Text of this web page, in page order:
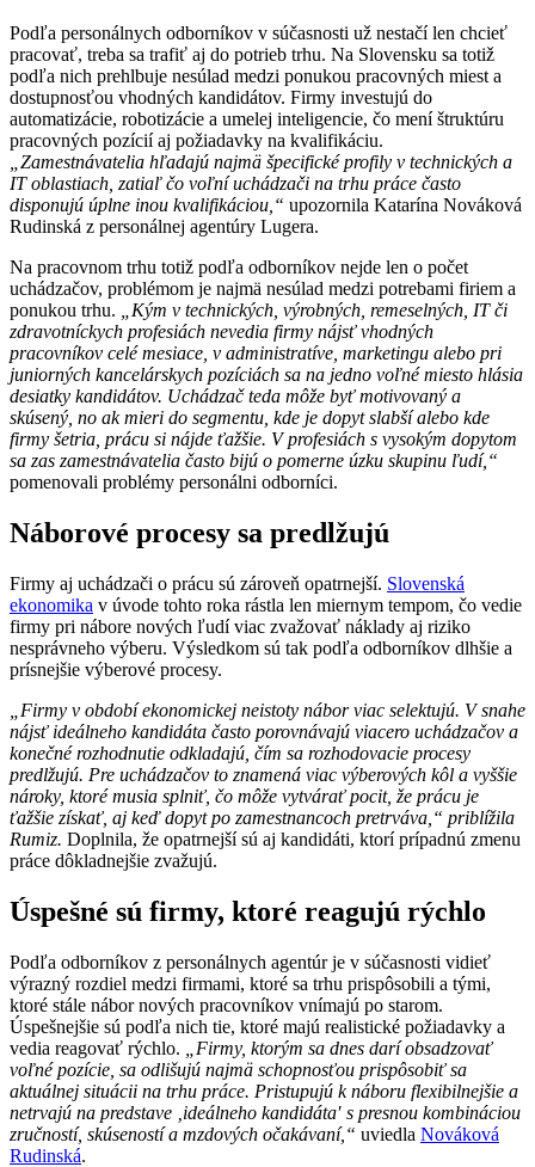
Podľa personálnych odborníkov v súčasnosti už nestačí len chcieť
pracovať, treba sa trafiť aj do potrieb trhu. Na Slovensku sa totiž
podľa nich prehlbuje nesúlad medzi ponukou pracovných miest a
dostupnosťou vhodných kandidátov. Firmy investujú do
automatizácie, robotizácie a umelej inteligencie, čo mení štruktúru
pracovných pozícií aj požiadavky na kvalifikáciu.
„Zamestnávatelia hľadajú najmä špecifické profily v technických a
IT oblastiach, zatiaľ čo voľní uchádzači na trhu práce často
disponujú úplne inou kvalifikáciou,“ upozornila Katarína Nováková
Rudinská z personálnej agentúry Lugera.
Na pracovnom trhu totiž podľa odborníkov nejde len o počet
uchádzačov, problémom je najmä nesúlad medzi potrebami firiem a
ponukou trhu.
„Kým v technických, výrobných, remeselných, IT či
zdravotníckych profesiách nevedia firmy nájsť vhodných
pracovníkov celé mesiace, v administratíve, marketingu alebo pri
juniorných kancelárskych pozíciách sa na jedno voľné miesto hlásia
desiatky kandidátov. Uchádzač teda môže byť motivovaný a
skúsený, no ak mieri do segmentu, kde je dopyt slabší alebo kde
firmy šetria, prácu si nájde ťažšie. V profesiách s vysokým dopytom
sa zas zamestnávatelia často bijú o pomerne úzku skupinu ľudí,“
pomenovali problémy personálni odborníci.
Náborové procesy sa predlžujú
Firmy aj uchádzači o prácu sú zároveň opatrnejší. Slovenská
ekonomika v úvode tohto roka rástla len miernym tempom, čo vedie
firmy pri nábore nových ľudí viac zvažovať náklady aj riziko
nesprávneho výberu. Výsledkom sú tak podľa odborníkov dlhšie a
prísnejšie výberové procesy.
„Firmy v období ekonomickej neistoty nábor viac selektujú. V snahe
nájsť ideálneho kandidáta často porovnávajú viacero uchádzačov a
konečné rozhodnutie odkladajú, čím sa rozhodovacie procesy
predlžujú. Pre uchádzačov to znamená viac výberových kôl a vyššie
nároky, ktoré musia splniť, čo môže vytvárať pocit, že prácu je
ťažšie získať, aj keď dopyt po zamestnancoch pretrváva,“ priblížila
Rumiz. Doplnila, že opatrnejší sú aj kandidáti, ktorí prípadnú zmenu
práce dôkladnejšie zvažujú.
Úspešné sú firmy, ktoré reagujú rýchlo
Podľa odborníkov z personálnych agentúr je v súčasnosti vidieť
výrazný rozdiel medzi firmami, ktoré sa trhu prispôsobili a tými,
ktoré stále nábor nových pracovníkov vnímajú po starom.
Úspešnejšie sú podľa nich tie, ktoré majú realistické požiadavky a
vedia reagovať rýchlo.
„Firmy, ktorým sa dnes darí obsadzovať
voľné pozície, sa odlišujú najmä schopnosťou prispôsobiť sa
aktuálnej situácii na trhu práce. Pristupujú k náboru flexibilnejšie a
netrvajú na predstave ‚ideálneho kandidáta′ s presnou kombináciou
zručností, skúseností a mzdových očakávaní,“ uviedla Nováková
Rudinská.